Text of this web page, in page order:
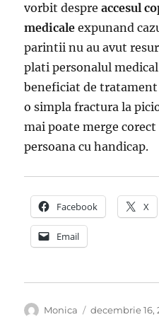
vorbit despreaccesul
medicale expunand
parintii nu au avut
plati personalul
beneficiat de
o simpla fractura la
mai poate merge
persoana cu handicap.
Facebook X
Email
Autor
Monica
Publicat
decembrie 16,